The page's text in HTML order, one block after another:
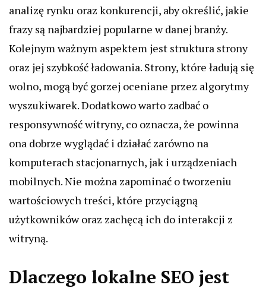
analizę rynku oraz konkurencji, aby określić, jakie
frazy są najbardziej popularne w danej branży.
Kolejnym ważnym aspektem jest struktura strony
oraz jej szybkość ładowania. Strony, które ładują się
wolno, mogą być gorzej oceniane przez algorytmy
wyszukiwarek. Dodatkowo warto zadbać o
responsywność witryny, co oznacza, że powinna
ona dobrze wyglądać i działać zarówno na
komputerach stacjonarnych, jak i urządzeniach
mobilnych. Nie można zapominać o tworzeniu
wartościowych treści, które przyciągną
użytkowników oraz zachęcą ich do interakcji z
witryną.
Dlaczego lokalne SEO jest